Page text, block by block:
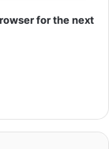
for the next